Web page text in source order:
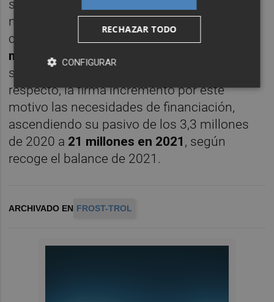
sus superiores, al tiempo que la fabricación
no se paralizó. Una acción que causó como
consecuencia un perjuicio económico de
millones de euros, que es lo que supuso el
stock que se fabricó y que no se vendíó. Al
respecto, la firma incrementó por este
motivo las necesidades de financiación,
ascendiendo su pasivo de los 3,3 millones
de 2020 a 21 millones en 2021 , según
recoge el balance de 2021.
ARCHIVADO EN FROST-TROL
RECHAZAR TODO
CONFIGURAR